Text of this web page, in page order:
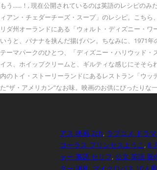
もう......！, 現在公開されているのは英語のレシピの
ィアン・チェダーチーズ・スープ」のレシピ。こち
リダ州オーランドにある「ウォルト・ディズニー・
いうと、バナナを挟んだ揚げパン。ちなみに、1971
テーマパークのひとつ、「ディズニー・ハリウッド
イス、ホイップクリームと、ギルティな感じにそそ
内のトイ・ストーリーランドにあるレストラン「ウ
た“ザ・アメリカン”なお味。映画のお供にぴったり
アス 映画 2ch, ラブコメ ドラ
コーラス プリンセスようこ , 8
ャー 英語 セリフ, 公文 英語 最